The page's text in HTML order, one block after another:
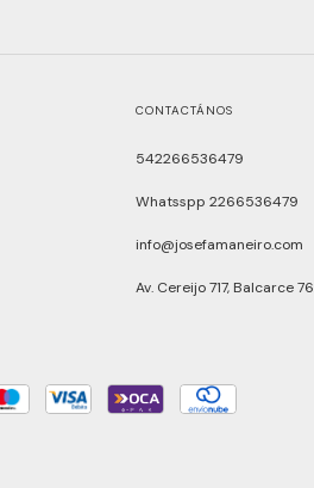
CONTACTÁNOS
542266536479
Whatsspp 2266536479
info@josefamaneiro.com
Av. Cereijo 717, Balcarce